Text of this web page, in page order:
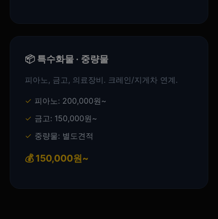
📦 특수화물 · 중량물
피아노, 금고, 의료장비. 크레인/지게차 연계.
피아노: 200,000원~
금고: 150,000원~
중량물: 별도견적
💰 150,000원~